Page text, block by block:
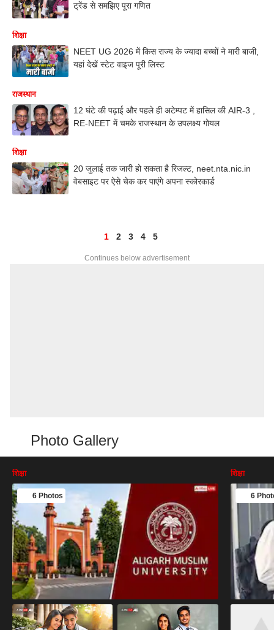
ट्रेंड से समझिए पूरा गणित
शिक्षा
NEET UG 2026 में किस राज्य के ज्यादा बच्चों ने मारी बाजी,
यहां देखें स्टेट वाइज पूरी लिस्ट
राजस्थान
12 घंटे की पढ़ाई और पहले ही अटेम्पट में हासिल की AIR-3 ,
RE-NEET में चमके राजस्थान के उपलक्ष्य गोयल
शिक्षा
20 जुलाई तक जारी हो सकता है रिजल्ट, neet.nta.nic.in
वेबसाइट पर ऐसे चेक कर पाएंगे अपना स्कोरकार्ड
1 2 3 4 5
Continues below advertisement
Photo Gallery
शिक्षा
6 Photos
शिक्षा
6